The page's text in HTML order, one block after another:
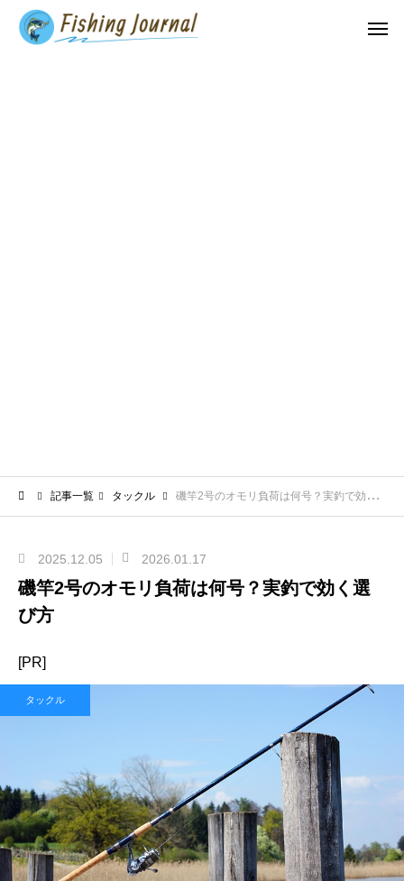
記事一覧 タックル 磯竿2号のオモリ負荷は何号？実釣で効く選び方
2025.12.05 2026.01.17
磯竿2号のオモリ負荷は何号？実釣で効く選
び方
[PR]
タックル